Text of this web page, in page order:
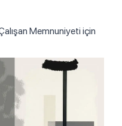
Memnuniyeti için